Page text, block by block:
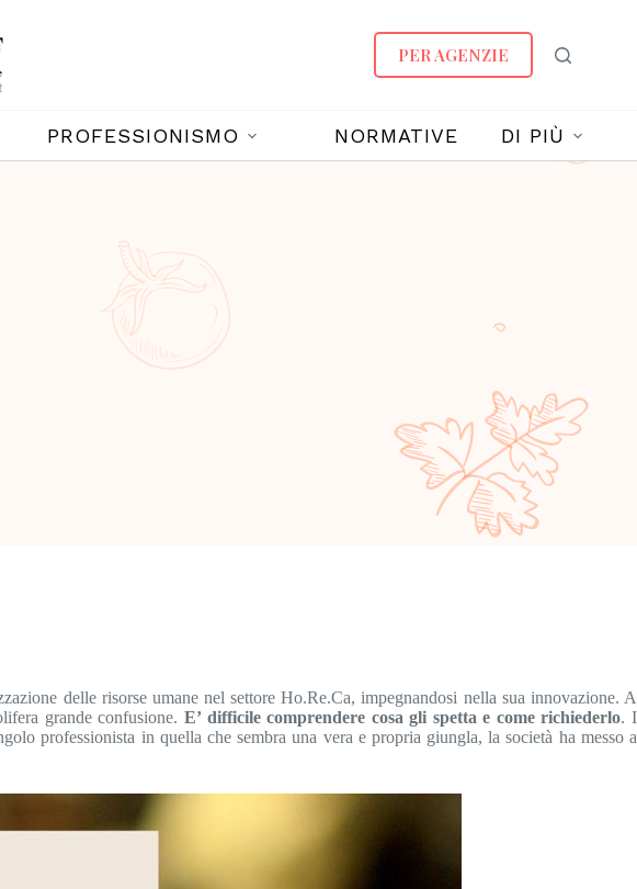
PER AGENZIE
PROFESSIONISMO NORMATIVE DI PIÙ
delle risorse umane nel settore Ho.Re.Ca, impegnandosi nella sua innovazione. A
grande confusione.E’ difficile comprendere cosa gli spetta e come richiederlo. I
professionista in quella che sembra una vera e propria giungla, la società ha messo a